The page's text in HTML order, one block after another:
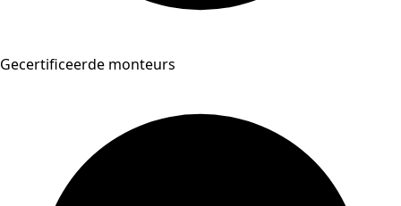
Gecertificeerde monteurs